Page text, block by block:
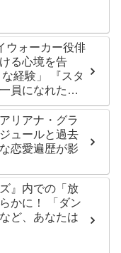
ウォーカー役俳
る心境を告
経験」 『スタ
員になれたこ
リアナ・グラ
ュールと過去
恋愛遍歴が影
』内での「放
かに！ 「ダン
ど、あなたは